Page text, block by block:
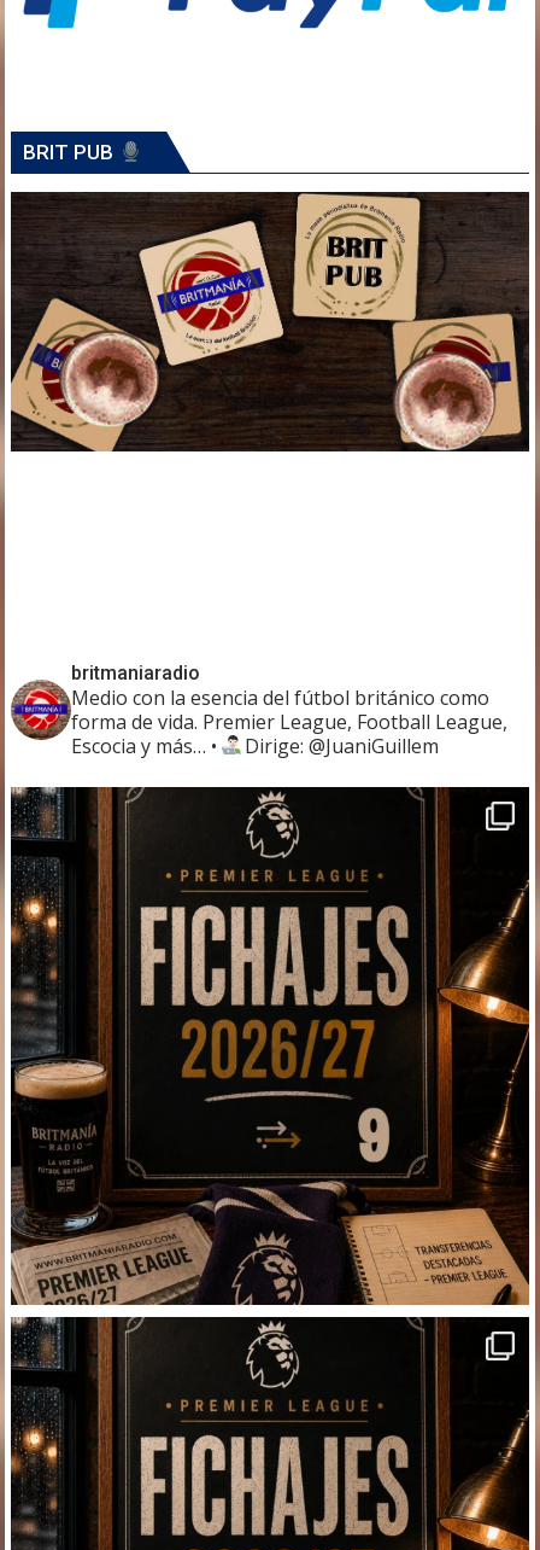
BRIT PUB
britmaniaradio
Medio con la esencia del fútbol británico como
forma de vida. Premier League, Football League,
Escocia y más… • Dirige: @JuaniGuillem